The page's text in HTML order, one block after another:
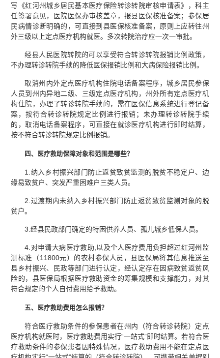
写《红河州城乡居民基本医疗保险转诊转院审核申请表》，科主
任签署意见，医院医保办审核盖章，报县医保核准备案；参保居
民病情诊断明确的，可直接到县医保核准备案，原则上应转往州
外三级以上定点医疗机构就医。多次转院治疗应一次一审批。
经县人民医院转院的可以享受符合转诊转院报销比例政策，
不办理转诊转院手续的降低医保报销比例和大病保险报销比例。
取消州内外定点医疗机构住院电话备案程序，城乡居民参保
人员到州内异地二级、三级定点医疗机构，州外所有定点医疗机
构住院，办理了转诊转院手续的，需在医保信息系统进行登记备
案，按符合转诊转院规定比例进行报销；未办理转诊转院手续
的，取消电话备案程序，可直接在就诊医疗机构进行即时结算，
按不符合转诊转院规定比例报销。
四、医疗救助保障对象和范围是哪些？
1.纳入乡村振兴部门防止返贫致贫监测的脱贫不稳定户、边
缘易致贫户、突发严重困难户三类人员。
2.过渡期内未纳入乡村振兴部门防止返贫致贫监测对象的脱
贫户。
3.经县民政部门确定的特困供养人员、孤儿城乡低保人员。
4.对申请大病医疗救助,以及个人医疗费用负担超过红河州监
测标准（11800元）的农村参保人员，县医保局将其信息推送至
县乡村振兴、民政等部门进行认定，经认定存在因病致贫返贫风
险的，县医保局根据医疗救助资金的筹集规模和支撑能力，对其
符合规定的个人自付费用给予救助。
五、医疗救助费用怎么报销？
符合医疗救助条件的参保患者在州内（符合转诊转院）定点
医疗机构就医时，医疗救助费用实行“一站式”即时结算。若符合医
疗救助条件的参保患者因特殊情况，医疗救助费用不能在定点医